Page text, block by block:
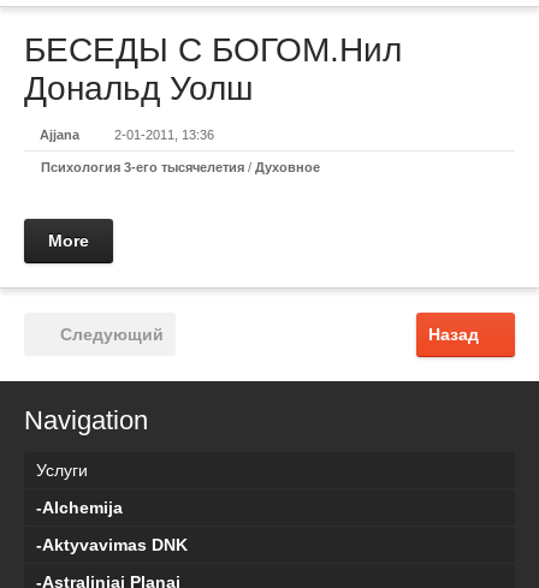
БЕСЕДЫ С БОГОМ.Нил
Дональд Уолш
Ajjana 2-01-2011, 13:36
Психология 3-его тысячелетия / Духовное
More
Назад
Следующий
Navigation
Услуги
-Alchemija
-Aktyvavimas DNK
-Astraliniai Planai